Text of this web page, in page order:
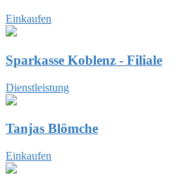
Einkaufen
Sparkasse Koblenz - Filiale
Dienstleistung
Tanjas Blömche
Einkaufen